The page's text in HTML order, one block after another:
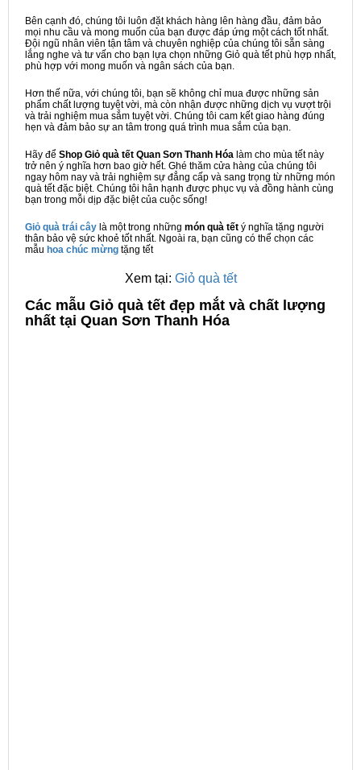
Bên cạnh đó, chúng tôi luôn đặt khách hàng lên hàng đầu, đảm bảo
mọi nhu cầu và mong muốn của bạn được đáp ứng một cách tốt nhất.
Đội ngũ nhân viên tận tâm và chuyên nghiệp của chúng tôi sẵn sàng
lắng nghe và tư vấn cho bạn lựa chọn những Giỏ quà tết phù hợp nhất,
phù hợp với mong muốn và ngân sách của bạn.
Hơn thế nữa, với chúng tôi, bạn sẽ không chỉ mua được những sản
phẩm chất lượng tuyệt vời, mà còn nhận được những dịch vụ vượt trội
và trải nghiệm mua sắm tuyệt vời. Chúng tôi cam kết giao hàng đúng
hẹn và đảm bảo sự an tâm trong quá trình mua sắm của bạn.
Hãy để Shop Giỏ quà tết Quan Sơn Thanh Hóa làm cho mùa tết này
trở nên ý nghĩa hơn bao giờ hết. Ghé thăm cửa hàng của chúng tôi
ngay hôm nay và trải nghiệm sự đẳng cấp và sang trọng từ những món
quà tết đặc biệt. Chúng tôi hân hạnh được phục vụ và đồng hành cùng
bạn trong mỗi dịp đặc biệt của cuộc sống!
Giỏ quà trái cây là một trong những món quà tết ý nghĩa tặng người
thân bảo vệ sức khoẻ tốt nhất. Ngoài ra, bạn cũng có thể chọn các
mẫu hoa chúc mừng tặng tết
Xem tại: Giỏ quà tết
Các mẫu Giỏ quà tết đẹp mắt và chất lượng
nhất tại Quan Sơn Thanh Hóa